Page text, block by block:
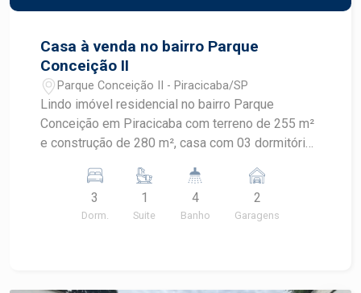
Casa à venda no bairro Parque
Conceição II
Parque Conceição II - Piracicaba/SP
Lindo imóvel residencial no bairro Parque
Conceição em Piracicaba com terreno de 255 m²
e construção de 280 m², casa com 03 dormitórios
e ar condicionado, cozinha americana com
armários, forno, cooktop, coifa, sala dois
ambientes bem ampla, sala home de TV, garagem
3
Dorm.
1
Suite
4
Banho
2
Garagens